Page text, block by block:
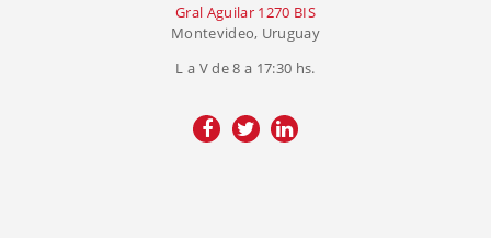
Gral Aguilar 1270 BIS
Montevideo, Uruguay
L a V de 8 a 17:30 hs.